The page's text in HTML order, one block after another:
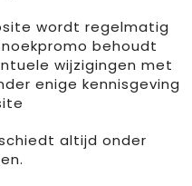
wordt regelmatig
behoudt
wijzigingen met
enige kennisgeving
altijd onder
.